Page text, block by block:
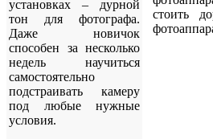
установках – дурной
тон для фотографа.
Даже новичок
способен за несколько
недель научиться
самостоятельно
подстраивать камеру
под любые нужные
условия.
стоить